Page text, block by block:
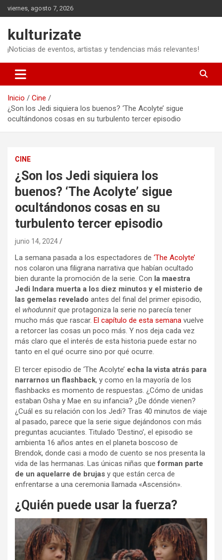
Saltar
al
viernes, agosto 7, 2026
kulturizate
¡Noticias de eventos, artistas y tendencias más relevantes!
Inicio
Cine
¿Son los Jedi siquiera los buenos? ‘The Acolyte’ sigue
ocultándonos cosas en su turbulento tercer episodio
CINE
¿Son los Jedi siquiera los
buenos? ‘The Acolyte’ sigue
ocultándonos cosas en su
turbulento tercer episodio
junio 14, 2024
La semana pasada a los espectadores de ‘The Acolyte’
nos colaron una filigrana narrativa que habían ocultado
bien durante la promoción de la serie. Con la maestra
Jedi Indara muerta a los diez minutos y el misterio de
las gemelas revelado antes del final del primer episodio,
el whodunnit que protagoniza la serie no parecía tener
mucho más que rascar. El capítulo de esta semana vuelve
a retorcer las cosas un poco más. Y nos deja cada vez
más claro que el interés de esta historia puede estar no
tanto en el qué ocurre sino por qué ocurre.
El tercer episodio de ‘The Acolyte’ echa la vista atrás para
narrarnos un flashback, y como en la mayoría de los
flashbacks es momento de respuestas. ¿Cómo de unidas
estaban Osha y Mae en su infancia? ¿De dónde vienen?
¿Cuál es su relación con los Jedi? Tras 40 minutos de viaje
al pasado, parece que la serie sigue dejándonos con más
preguntas acuciantes. Titulado ‘Destino’, el episodio se
ambienta 16 años antes en el planeta boscoso de
Brendok, donde casi a modo de cuento se nos presenta la
vida de las hermanas. Las únicas niñas queforman parte
de un aquelarre de brujas y que están cerca de
enfrentarse a una ceremonia llamada «Ascensión».
¿Quién puede usar la fuerza?